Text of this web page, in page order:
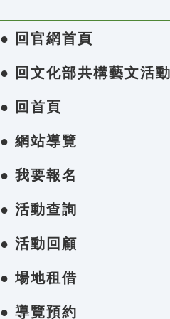
● 回官網首頁
● 回文化部共構藝文活
● 回首頁
● 網站導覽
● 我要報名
● 活動查詢
● 活動回顧
● 場地租借
● 導覽預約